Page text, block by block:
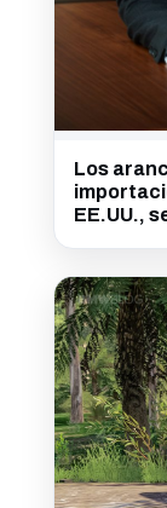
Los
EE.UU.,